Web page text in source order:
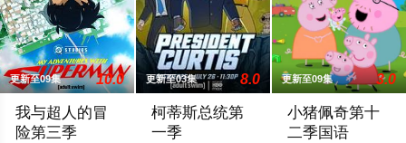
更新至09集 10.0
我与超人的冒
险第三季
更新至03集 8.0
柯蒂斯总统第
一季
更新至09集 3.0
小猪佩奇第十
二季国语